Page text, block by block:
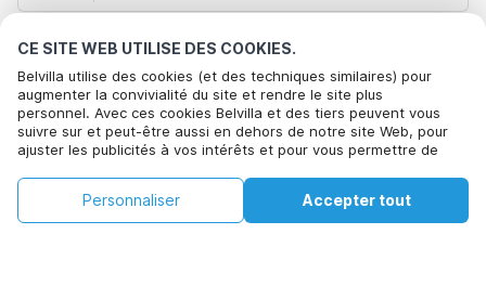
CE SITE WEB UTILISE DES COOKIES.
Belvilla utilise des cookies (et des techniques similaires) pour
augmenter la convivialité du site et rendre le site plus
personnel. Avec ces cookies Belvilla et des tiers peuvent vous
suivre sur et peut-être aussi en dehors de notre site Web, pour
ajuster les publicités à vos intérêts et pour vous permettre de
Accepter, vous acceptez de le faire. Plus d'informations peuvent
être trouvées dans notre
politique de cookie.
Accepter tout
Personnaliser
Votre adresse e-mail*
Cliquez ici pour vous désabonner des offres de Belvilla. Vous
pouvez vous désinscrire à tout moment à l'avenir
Voir les disponibilités
€148
+
Voir les disponibilités